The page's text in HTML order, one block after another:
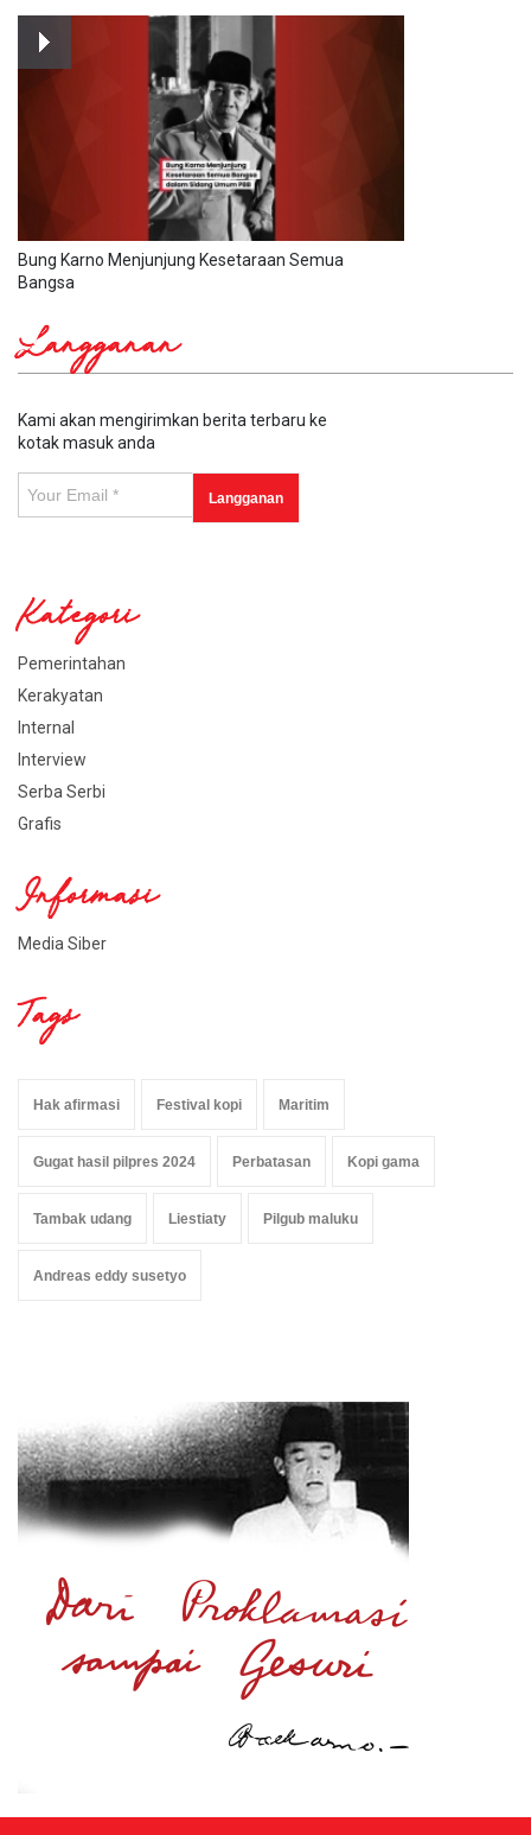
Bung Karno Menjunjung Kesetaraan Semua
Bangsa
Langganan
Kami akan mengirimkan berita terbaru ke
kotak masuk anda
Kategori
Pemerintahan
Kerakyatan
Internal
Interview
Serba Serbi
Grafis
Informasi
Media Siber
Tags
Hak afirmasi Festival kopi Maritim
Gugat hasil pilpres 2024 Perbatasan Kopi gama
Tambak udang Liestiaty Pilgub maluku
Andreas eddy susetyo